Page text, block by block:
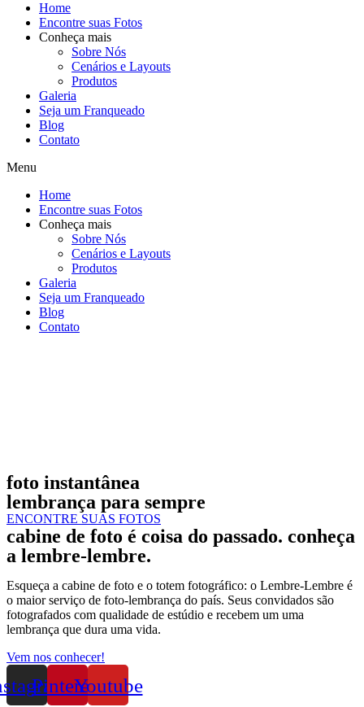
Home
Encontre suas Fotos
Conheça mais
Sobre Nós
Cenários e Layouts
Produtos
Galeria
Seja um Franqueado
Blog
Contato
Menu
Home
Encontre suas Fotos
Conheça mais
Sobre Nós
Cenários e Layouts
Produtos
Galeria
Seja um Franqueado
Blog
Contato
foto instantânea
lembrança para sempre
ENCONTRE SUAS FOTOS
cabine de foto é coisa do passado. conheça
a lembre-lembre.
Esqueça a cabine de foto e o totem fotográfico: o Lembre-Lembre é
o maior serviço de foto-lembrança do país. Seus convidados são
fotografados com qualidade de estúdio e recebem um uma
lembrança que dura uma vida.
Vem nos conhecer!
PinterestYoutube